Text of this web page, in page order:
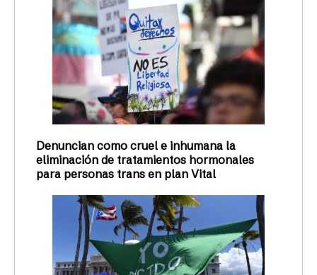
Denuncian como cruel e inhumana la
eliminación de tratamientos hormonales
para personas trans en plan Vital